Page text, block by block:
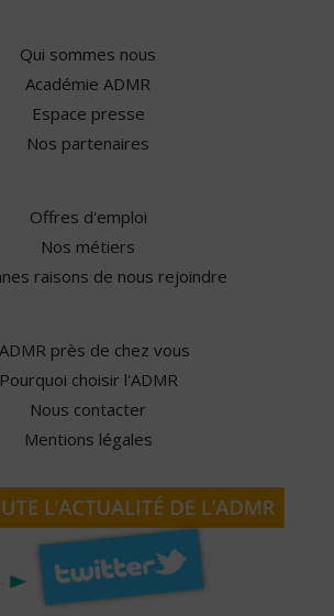
Qui sommes nous
Académie ADMR
Espace presse
Nos partenaires
Offres d'emploi
Nos métiers
raisons de nous rejoindre
près de chez vous
Pourquoi choisir l'ADMR
Nous contacter
Mentions légales